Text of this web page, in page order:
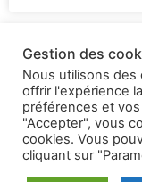
Gestion des
Nous utilisons
offrir l'expérience
préférences et
"Accepter", vous
cookies. Vous
cliquant sur